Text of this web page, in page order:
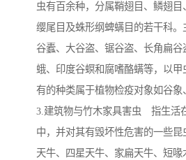
虫有百余种，分属鞘翅目、鳞翅目
缨尾目及蛛形纲蜱螨目的若干科。
谷蠹、大谷盗、锯谷盗、长角扁
蛾、印度谷螟和腐嗜酪螨等，以甲
有的种类属于植物检疫对象如谷象
3.建筑物与竹木家具害虫 指生活
中，并对其有毁坏性危害的一些
天牛、四星天牛、家扁天牛、短